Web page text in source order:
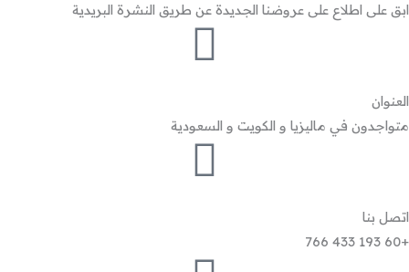
ابق على اطلاع على عروضنا الجديدة عن طريق النشرة البريدية
العنوان
متواجدون في ماليزيا و الكويت و السعودية
اتصل بنا
+60 193 433 766